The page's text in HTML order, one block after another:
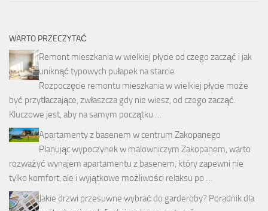
WARTO PRZECZYTAĆ
Remont mieszkania w wielkiej płycie od czego zacząć i jak
uniknąć typowych pułapek na starcie
Rozpoczęcie remontu mieszkania w wielkiej płycie może
być przytłaczające, zwłaszcza gdy nie wiesz, od czego zacząć.
Kluczowe jest, aby na samym początku …
Apartamenty z basenem w centrum Zakopanego
Planując wypoczynek w malowniczym Zakopanem, warto
rozważyć wynajem apartamentu z basenem, który zapewni nie
tylko komfort, ale i wyjątkowe możliwości relaksu po …
Jakie drzwi przesuwne wybrać do garderoby? Poradnik dla